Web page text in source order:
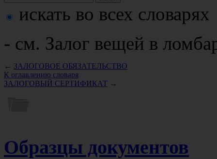
искать во всех словарях
- см. Залог вещей в
← ЗАЛОГОВОЕ ОБЯЗАТЕЛЬСТВО
К оглавлению словаря
ЗАЛОГОВЫЙ СЕРТИФИКАТ →
Образцы документов